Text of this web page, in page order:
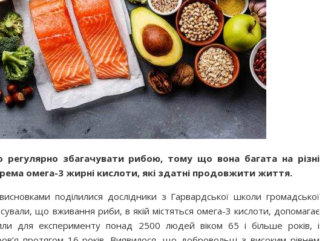
регулярно збагачувати рибою, тому що вона багата на різні
омега-3 жирні кислоти, які здатні продовжити життя.
поділилися дослідники з Гарвардської школи громадської
що вживання риби, в якій містяться омега-3 кислоти, допомагає
для експерименту понад 2500 людей віком 65 і більше років, і